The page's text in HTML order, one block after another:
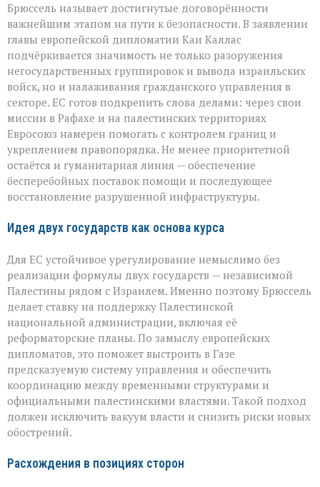
Брюссель называет достигнутые договорённости
важнейшим этапом на пути к безопасности. В заявлении
главы европейской дипломатии Каи Каллас
подчёркивается значимость не только разоружения
негосударственных группировок и вывода израильских
войск, но и налаживания гражданского управления в
секторе. ЕС готов подкрепить слова делами: через свои
миссии в Рафахе и на палестинских территориях
Евросоюз намерен помогать с контролем границ и
укреплением правопорядка. Не менее приоритетной
остаётся и гуманитарная линия — обеспечение
бесперебойных поставок помощи и последующее
восстановление разрушенной инфраструктуры.
Идея двух государств как основа курса
Для ЕС устойчивое урегулирование немыслимо без
реализации формулы двух государств — независимой
Палестины рядом с Израилем. Именно поэтому Брюссель
делает ставку на поддержку Палестинской
национальной администрации, включая её
реформаторские планы. По замыслу европейских
дипломатов, это поможет выстроить в Газе
предсказуемую систему управления и обеспечить
координацию между временными структурами и
официальными палестинскими властями. Такой подход
должен исключить вакуум власти и снизить риски новых
обострений.
Расхождения в позициях сторон